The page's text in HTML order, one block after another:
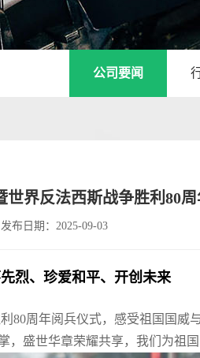
公司要闻
世界反法西斯战争胜利80周
发布日期：2025-09-03
烈、珍爱和平、开创未来
80周年阅兵仪式，感受祖国国威
盛世华章荣耀共享，我们为祖